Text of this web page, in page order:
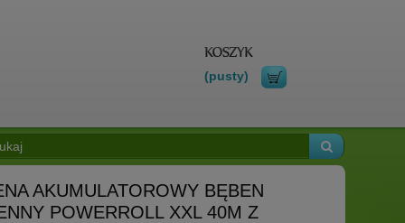
(pusty)
AKUMULATOROWY BĘBEN
POWERROLL XXL 40M Z